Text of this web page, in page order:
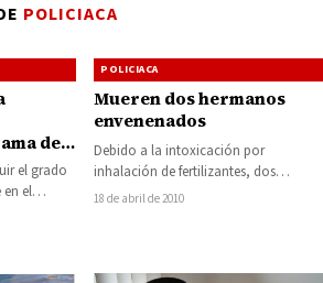
POLICIACA
de
el grado
en el
POLICIACA
Mueren dos hermanos
envenenados
Debido a la intoxicación por
inhalación de fertilizantes, dos
trabajadores de una empresa
18 de abril de 2010